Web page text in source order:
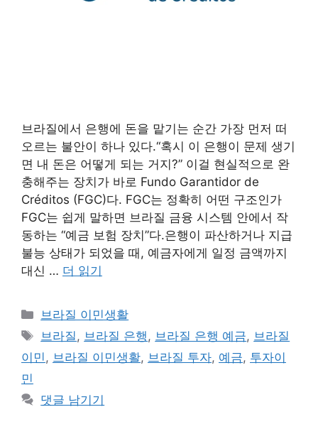
브라질에서 은행에 돈을 맡기는 순간 가장 먼저 떠
오르는 불안이 하나 있다.“혹시 이 은행이 문제 생기
면 내 돈은 어떻게 되는 거지?” 이걸 현실적으로 완
충해주는 장치가 바로 Fundo Garantidor de
Créditos (FGC)다. FGC는 정확히 어떤 구조인가
FGC는 쉽게 말하면 브라질 금융 시스템 안에서 작
동하는 “예금 보험 장치”다.은행이 파산하거나 지급
불능 상태가 되었을 때, 예금자에게 일정 금액까지
대신 … 더 읽기
카
테
리
브라질 이민생활
태
그
브라질 , 브라질 은행 , 브라질 은행 예금, 브라질
이민 , 브라질 이민생활, 브라질 투자, 예금, 투자이
민
댓글 남기기